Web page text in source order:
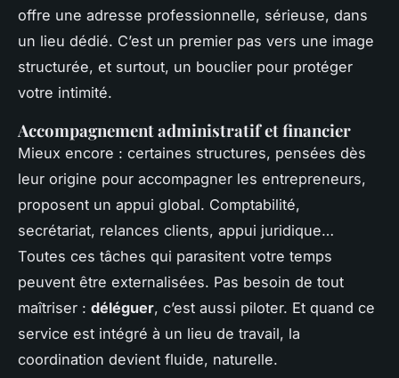
offre une adresse professionnelle, sérieuse, dans
un lieu dédié. C’est un premier pas vers une image
structurée, et surtout, un bouclier pour protéger
votre intimité.
Accompagnement administratif et financier
Mieux encore : certaines structures, pensées dès
leur origine pour accompagner les entrepreneurs,
proposent un appui global. Comptabilité,
secrétariat, relances clients, appui juridique…
Toutes ces tâches qui parasitent votre temps
peuvent être externalisées. Pas besoin de tout
maîtriser : déléguer, c’est aussi piloter. Et quand ce
service est intégré à un lieu de travail, la
coordination devient fluide, naturelle.